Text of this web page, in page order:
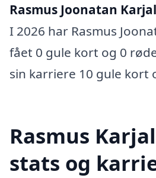
Rasmus Joonatan
I 2026 har Rasmus
fået 0 gule kort og 0
sin karriere 10 gule kort
Rasmus
stats og